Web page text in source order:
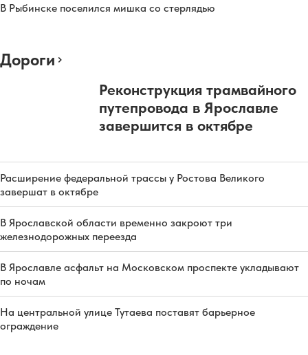
В Рыбинске поселился мишка со стерлядью
Дороги
Реконструкция трамвайного
путепровода в Ярославле
завершится в октябре
Расширение федеральной трассы у Ростова Великого
завершат в октябре
В Ярославской области временно закроют три
железнодорожных переезда
В Ярославле асфальт на Московском проспекте укладывают
по ночам
На центральной улице Тутаева поставят барьерное
ограждение